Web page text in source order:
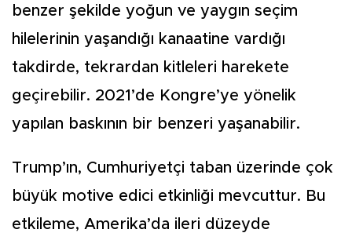
benzer şekilde yoğun ve yaygın seçim
hilelerinin yaşandığı kanaatine vardığı
takdirde, tekrardan kitleleri harekete
geçirebilir. 2021’de Kongre’ye yönelik
yapılan baskının bir benzeri yaşanabilir.
Trump’ın, Cumhuriyetçi taban üzerinde çok
büyük motive edici etkinliği mevcuttur. Bu
etkileme, Amerika’da ileri düzeyde